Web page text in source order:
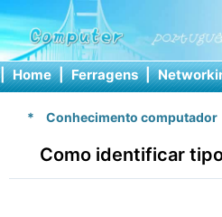
| Home | Ferragens |
* Conhecimento computador
Como identificar